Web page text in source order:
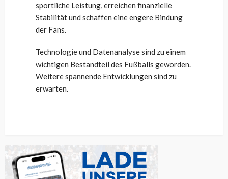
sportliche Leistung, erreichen finanzielle
Stabilität und schaffen eine engere Bindung
der Fans.
Technologie und Datenanalyse sind zu einem
wichtigen Bestandteil des Fußballs geworden.
Weitere spannende Entwicklungen sind zu
erwarten.